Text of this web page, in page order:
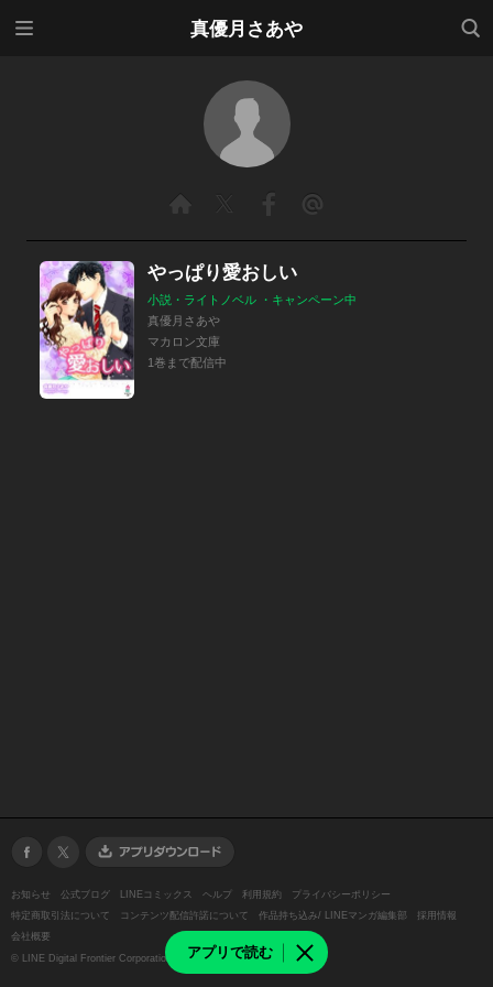
真優月さあや
検索
アプリで読む
やっぱり愛おしい
小説・ライトノベル ・キャンペーン中
真優月さあや
マカロン文庫
1巻まで配信中
お知らせ 公式ブログ LINEコミックス ヘルプ 利用規約
プライバシーポリシー
特定商取引法について
コンテンツ配信許諾について 作品持ち込み/ LINEマンガ編集部
採用情報
会社概要
© LINE Digital Frontier Corporation